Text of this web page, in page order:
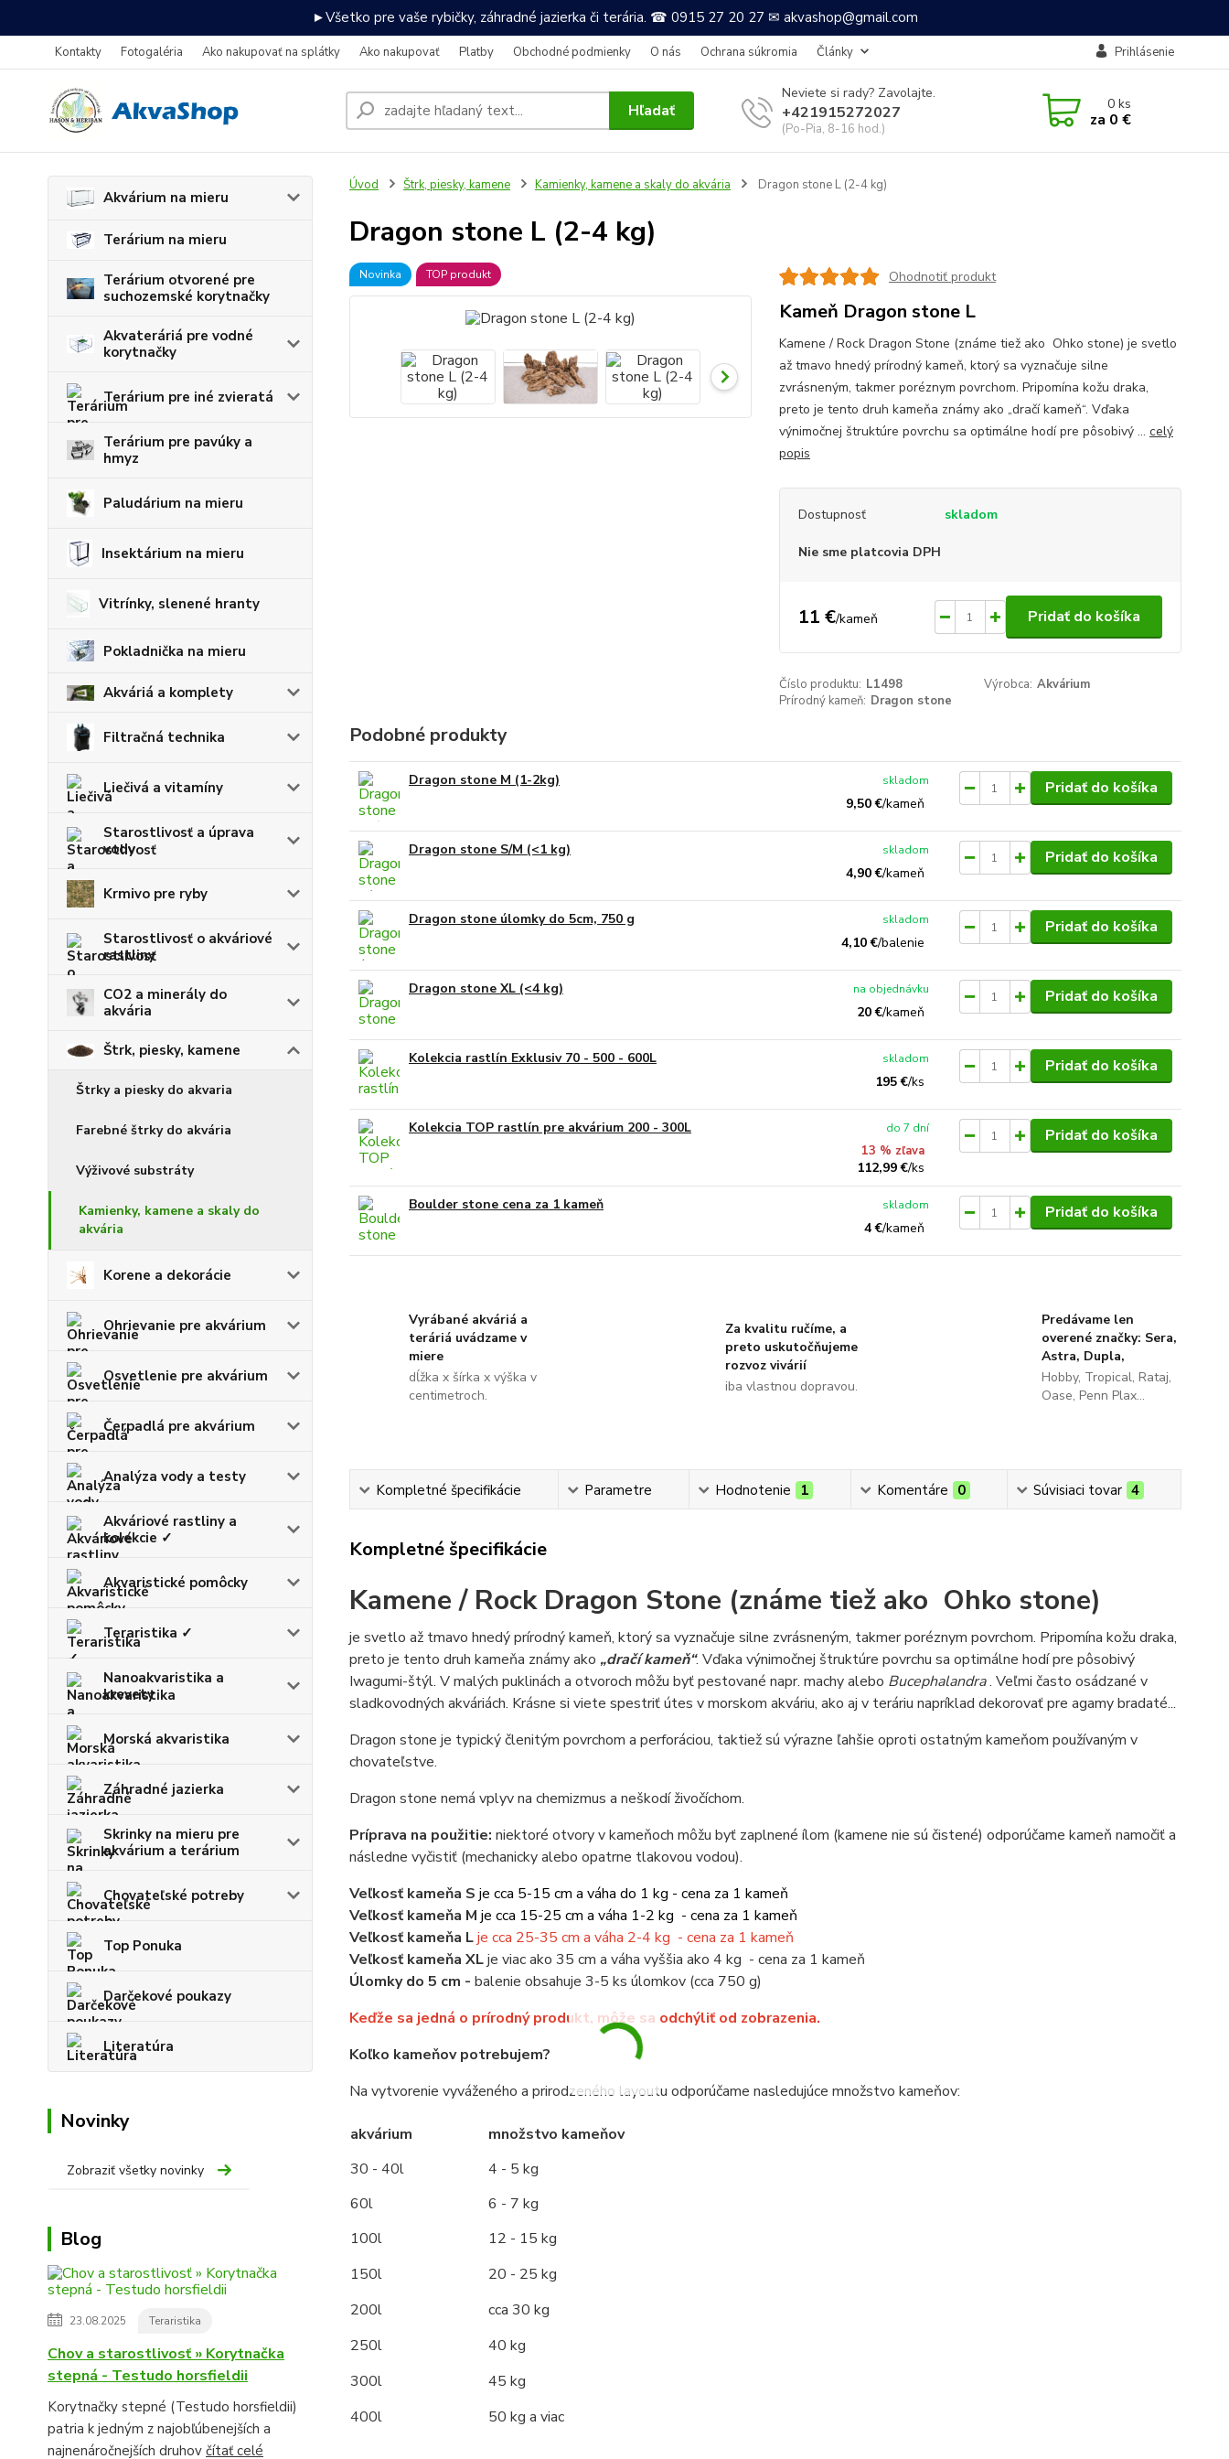
►Všetko pre vaše rybičky, záhradné jazierka či terária. ☎ 0915 27 20 27 ✉ akvashop@gmail.com
Kontakty Fotogaléria Ako nakupovať na splátky Ako nakupovať Platby Obchodné podmienky O nás Ochrana súkromia Články Prihlásenie
Hľadať
Neviete si rady? Zavolajte.
+421915272027
(Po-Pia, 8-16 hod.)
0ks
za 0 €
Akvárium na mieru
Terárium na mieru
Terárium otvorené pre
suchozemské korytnačky
Akvateráriá pre vodné
korytnačky
Terárium pre iné zvieratá
Terárium pre pavúky a
hmyz
Paludárium na mieru
Insektárium na mieru
Vitrínky, slenené hranty
Pokladnička na mieru
Akváriá a komplety
Filtračná technika
Liečivá a vitamíny
Starostlivosť a úprava
vody
Krmivo pre ryby
Starostlivosť o akváriové
rastliny
CO2 a minerály do
akvária
Štrk, piesky, kamene
Štrky a piesky do akvaria
Farebné štrky do akvária
Výživové substráty
Kamienky, kamene a skaly do
akvária
Korene a dekorácie
Ohrievanie pre akvárium
Osvetlenie pre akvárium
Čerpadlá pre akvárium
Analýza vody a testy
Akváriové rastliny a
kolekcie ✓
Akvaristické pomôcky
Teraristika ✓
Nanoakvaristika a
krevety
Morská akvaristika
Záhradné jazierka
Skrinky na mieru pre
akvárium a terárium
Chovateľské potreby
Top Ponuka
Darčekové poukazy
Literatúra
Novinky
Zobraziť všetky novinky
Blog
23.08.2025 Teraristika
Chov a starostlivosť » Korytnačka
stepná - Testudo horsfieldii
Korytnačky stepné (Testudo horsfieldii)
patria k jedným z najobľúbenejších a
najnenáročnejších druhov čítať celé
Úvod Štrk, piesky, kamene Kamienky, kamene a skaly do akvária Dragon stone L (2-4 kg)
Dragon stone L (2-4 kg)
Novinka TOP produkt Ohodnotiť produkt
Kameň Dragon stone L
Kamene / Rock Dragon Stone (známe tiež ako Ohko stone) je svetlo
až tmavo hnedý prírodný kameň, ktorý sa vyznačuje silne
zvrásneným, takmer poréznym povrchom. Pripomína kožu draka,
preto je tento druh kameňa známy ako „dračí kameň“. Vďaka
výnimočnej štruktúre povrchu sa optimálne hodí pre pôsobivý ... celý
popis
Dostupnosť skladom
Nie sme platcovia DPH
11 €/kameň Pridať do košíka
Číslo produktu: L1498 Výrobca: Akvárium
Prírodný kameň: Dragon stone
Podobné produkty
Dragon stone M (1-2kg)
9,50 €/kameň
skladom Pridať do košíka
Dragon stone S/M (<1 kg)
4,90 €/kameň
skladom Pridať do košíka
Dragon stone úlomky do 5cm, 750 g
4,10 €/balenie
skladom Pridať do košíka
Dragon stone XL (<4 kg)
20 €/kameň
na objednávku Pridať do košíka
Kolekcia rastlín Exklusiv 70 - 500 - 600L
195 €/ks
skladom Pridať do košíka
Kolekcia TOP rastlín pre akvárium 200 - 300L
13 % zľava
112,99 €/ks
do 7 dní Pridať do košíka
Boulder stone cena za 1 kameň
4 €/kameň
skladom Pridať do košíka
Vyrábané akváriá a
teráriá uvádzame v
miere
dĺžka x šírka x výška v
centimetroch.
Za kvalitu ručíme, a
preto uskutočňujeme
rozvoz vivárií
iba vlastnou dopravou.
Predávame len
overené značky: Sera,
Astra, Dupla,
Hobby, Tropical, Rataj,
Oase, Penn Plax...
Kompletné špecifikácie Parametre Hodnotenie 1 Komentáre 0 Súvisiaci tovar 4
Kompletné špecifikácie
Kamene / Rock Dragon Stone (známe tiež ako Ohko stone)
je svetlo až tmavo hnedý prírodný kameň, ktorý sa vyznačuje silne zvrásneným, takmer poréznym povrchom. Pripomína kožu draka,
preto je tento druh kameňa známy ako „dračí kameň“. Vďaka výnimočnej štruktúre povrchu sa optimálne hodí pre pôsobivý
Iwagumi-štýl. V malých puklinách a otvoroch môžu byť pestované napr. machy alebo Bucephalandra. Veľmi často osádzané v
sladkovodných akváriách. Krásne si viete spestriť útes v morskom akváriu, ako aj v teráriu napríklad dekorovať pre agamy bradaté...
Dragon stone je typický členitým povrchom a perforáciou, taktiež sú výrazne ľahšie oproti ostatným kameňom používaným v
chovateľstve.
Dragon stone nemá vplyv na chemizmus a neškodí živočíchom.
Príprava na použitie: niektoré otvory v kameňoch môžu byť zaplnené ílom (kamene nie sú čistené) odporúčame kameň namočiť a
následne vyčistiť (mechanicky alebo opatrne tlakovou vodou).
Veľkosť kameňa S je cca 5-15 cm a váha do 1 kg - cena za 1 kameň
Veľkosť kameňa M je cca 15-25 cm a váha 1-2 kg - cena za 1 kameň
Veľkosť kameňa Lje cca 25-35 cm a váha 2-4 kg - cena za 1 kameň
Veľkosť kameňa XLje viac ako 35 cm a váha vyššia ako 4 kg - cena za 1 kameň
Úlomky do 5 cm - balenie obsahuje 3-5 ks úlomkov (cca 750 g)
Keďže sa jedná o prírodný produkt, môže sa odchýliť od zobrazenia.
Koľko kameňov potrebujem?
Na vytvorenie vyváženého a prirodzeného layoutu odporúčame nasledujúce množstvo kameňov:
akvárium
množstvo kameňov
30 - 40l
4 - 5 kg
60l
6 - 7 kg
100l
12 - 15 kg
150l
20 - 25 kg
200l
cca 30 kg
250l
40 kg
300l
45 kg
400l
50 kg a viac